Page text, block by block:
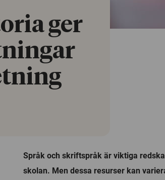
ger
Språk och skriftspråk är viktiga
skolan. Men dessa resurser kan